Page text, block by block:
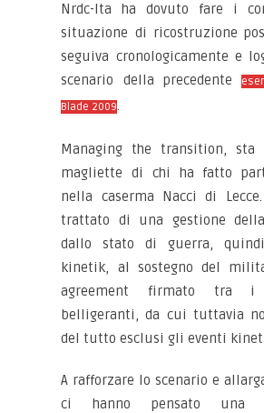
Nrdc-Ita ha dovuto fare i
situazione di ricostruzione
seguiva cronologicamente e
scenario della precedente
Blade 2009.
Managing the transition,
magliette di chi ha fatto
nella caserma Nacci di
trattato di una gestione
dallo stato di guerra,
kinetik, al sostegno del
agreement firmato tra
belligeranti, da cui tuttavia
del tutto esclusi gli eventi
A rafforzare lo scenario e
ci hanno pensato una